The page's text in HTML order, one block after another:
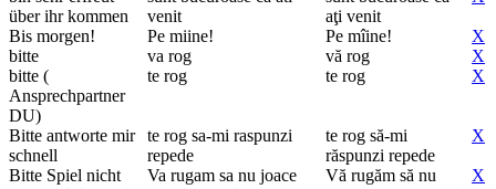
über ihr kommen
venit
aţi venit
Bis morgen! Pe miine! Pe mîine!
X
bitte
va rog vă rog
X
bitte (
Ansprechpartner
DU)
te rog te rog X
Bitte antworte mir
schnell
te rog sa-mi raspunzi
repede
te rog să-mi
răspunzi repede
X
Bitte Spiel nicht
Va rugam sa nu joace
Vă rugăm să nu
X